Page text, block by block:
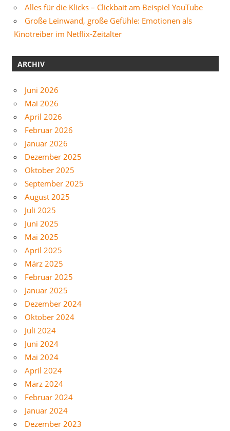
Alles für die Klicks – Clickbait am Beispiel YouTube
Große Leinwand, große Gefühle: Emotionen als
Kinotreiber im Netflix-Zeitalter
ARCHIV
Juni 2026
Mai 2026
April 2026
Februar 2026
Januar 2026
Dezember 2025
Oktober 2025
September 2025
August 2025
Juli 2025
Juni 2025
Mai 2025
April 2025
März 2025
Februar 2025
Januar 2025
Dezember 2024
Oktober 2024
Juli 2024
Juni 2024
Mai 2024
April 2024
März 2024
Februar 2024
Januar 2024
Dezember 2023